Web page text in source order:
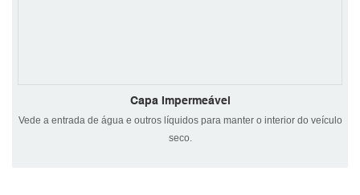
Capa Impermeável
Vede a entrada de água e outros líquidos para manter o interior do veículo
seco.